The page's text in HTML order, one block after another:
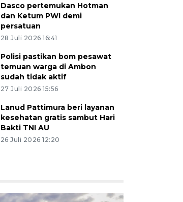
Dasco pertemukan Hotman
dan Ketum PWI demi
persatuan
28 Juli 2026 16:41
Polisi pastikan bom pesawat
temuan warga di Ambon
sudah tidak aktif
27 Juli 2026 15:56
Lanud Pattimura beri layanan
kesehatan gratis sambut Hari
Bakti TNI AU
26 Juli 2026 12:20